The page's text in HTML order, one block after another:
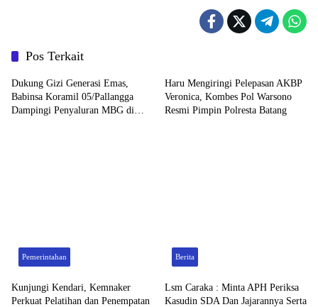
Pos Terkait
Dukung Gizi Generasi Emas,
Babinsa Koramil 05/Pallangga
Dampingi Penyaluran MBG di
Haru Mengiringi Pelepasan AKBP
Veronica, Kombes Pol Warsono
Resmi Pimpin Polresta Batang
Pemerintahan
Kunjungi Kendari, Kemnaker
Perkuat Pelatihan dan Penempatan
Berita
Lsm Caraka : Minta APH Periksa
Kasudin SDA Dan Jajarannya Serta